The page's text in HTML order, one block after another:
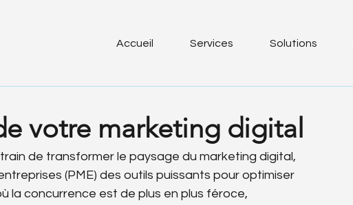
Accueil Services Solutions
votre marketing digital
de transformer le paysage du marketing digital,
(PME) des outils puissants pour optimiser
la concurrence est de plus en plus féroce,